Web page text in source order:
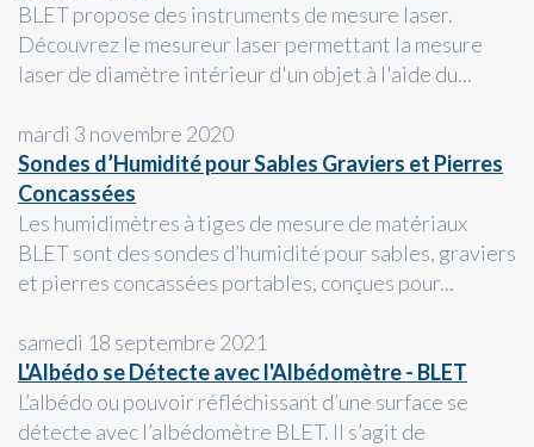
BLET propose des instruments de mesure laser.
Découvrez le mesureur laser permettant la mesure
laser de diamètre intérieur d'un objet à l'aide du...
mardi 3 novembre 2020
Sondes d’Humidité pour Sables Graviers et Pierres
Concassées
Les humidimètres à tiges de mesure de matériaux
BLET sont des sondes d’humidité pour sables, graviers
et pierres concassées portables, conçues pour...
samedi 18 septembre 2021
L'Albédo se Détecte avec l'Albédomètre - BLET
L’albédo ou pouvoir réfléchissant d’une surface se
détecte avec l’albédomètre BLET. Il s’agit de